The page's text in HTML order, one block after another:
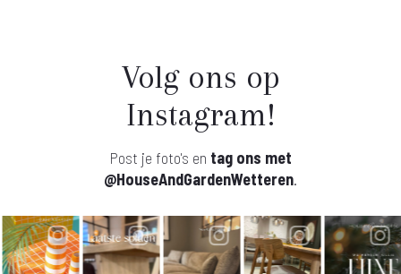
Volg ons op
Instagram!
Post je foto's en tag ons met
@HouseAndGardenWetteren.